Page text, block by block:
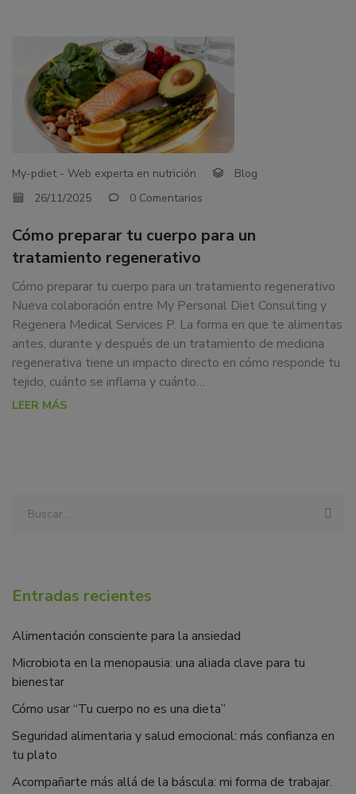
eventos.
My-pdiet - Web experta en nutrición
Blog
26/11/2025
0 Comentarios
Cómo preparar tu cuerpo para un
tratamiento regenerativo
Cómo preparar tu cuerpo para un tratamiento regenerativo
Nueva colaboración entre My Personal Diet Consulting y
Regenera Medical Services P. La forma en que te alimentas
antes, durante y después de un tratamiento de medicina
regenerativa tiene un impacto directo en cómo responde tu
tejido, cuánto se inflama y cuánto…
LEER MÁS
Entradas recientes
Alimentación consciente para la ansiedad
Microbiota en la menopausia: una aliada clave para tu
bienestar
Cómo usar “Tu cuerpo no es una dieta”
Seguridad alimentaria y salud emocional: más confianza en
tu plato
Acompañarte más allá de la báscula: mi forma de trabajar.